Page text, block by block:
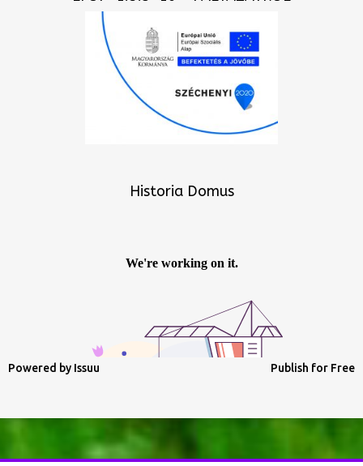
Historia Domus
Powered by Issuu Publish for Free